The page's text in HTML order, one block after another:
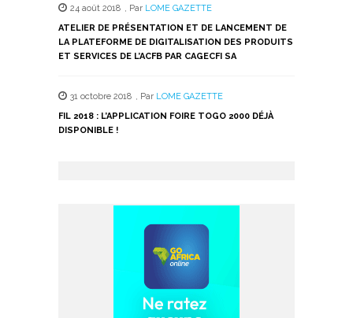
24 août 2018 , Par LOME GAZETTE
ATELIER DE PRÉSENTATION ET DE LANCEMENT DE
LA PLATEFORME DE DIGITALISATION DES PRODUITS
ET SERVICES DE L’ACFB PAR CAGECFI SA
31 octobre 2018 , Par LOME GAZETTE
FIL 2018 : L’APPLICATION FOIRE TOGO 2000 DÉJÀ
DISPONIBLE !